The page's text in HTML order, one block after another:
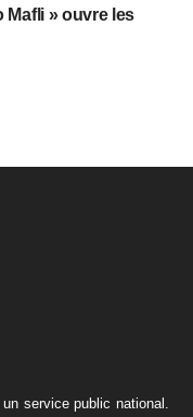
Mafli » ouvre les
service public national.